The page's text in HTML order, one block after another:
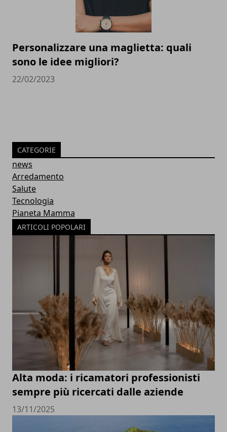
Personalizzare una maglietta: quali
sono le idee migliori?
22/02/2023
CATEGORIE
news
Arredamento
Salute
Tecnologia
Pianeta Mamma
ARTICOLI POPOLARI
Alta moda: i ricamatori professionisti
sempre più ricercati dalle aziende
13/11/2025